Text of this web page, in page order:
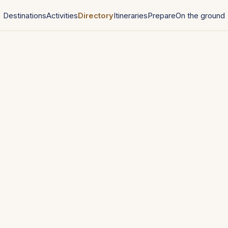
DestinationsActivitiesDirectoryItinerariesPrepareOn the ground